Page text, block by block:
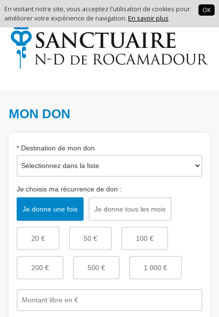
En visitant notre site, vous acceptez l'utilisation de cookies pour
améliorer votre expérience de navigation. En savoir plus
OK
| en| fr
MON DON
* Destination de mon don
Je choisis ma récurrence de don :
Je donne une fois Je donne tous les mois
20 € 50 € 100 €
200 € 500 € 1 000 €